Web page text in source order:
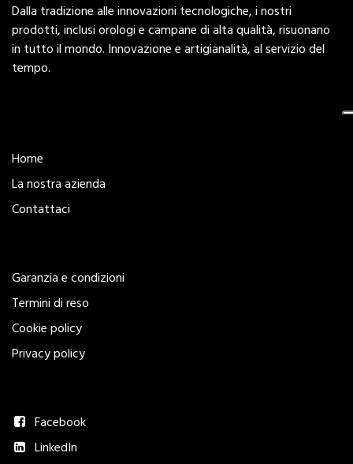
Dalla tradizione alle innovazioni tecnologiche, i nostri
prodotti, inclusi orologi e campane di alta qualità, risuonano
in tutto il mondo. Innovazione e artigianalità, al servizio del
tempo.
Home
La nostra azienda
Contattaci
Garanzia e condizioni
Termini di reso
Cookie policy
Privacy policy
Facebook
LinkedIn